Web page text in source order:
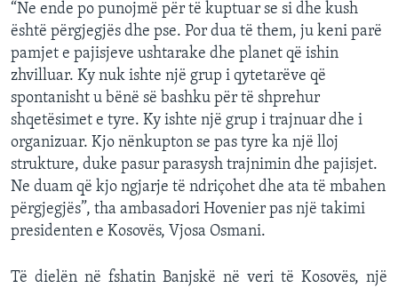
“Ne ende po punojmë për të kuptuar se si dhe kush
është përgjegjës dhe pse. Por dua të them, ju keni parë
pamjet e pajisjeve ushtarake dhe planet që ishin
zhvilluar. Ky nuk ishte një grup i qytetarëve që
spontanisht u bënë së bashku për të shprehur
shqetësimet e tyre. Ky ishte një grup i trajnuar dhe i
organizuar. Kjo nënkupton se pas tyre ka një lloj
strukture, duke pasur parasysh trajnimin dhe pajisjet.
Ne duam që kjo ngjarje të ndriçohet dhe ata të mbahen
përgjegjës”, tha ambasadori Hovenier pas një takimi
presidenten e Kosovës, Vjosa Osmani.
Të dielën në fshatin Banjskë në veri të Kosovës, një